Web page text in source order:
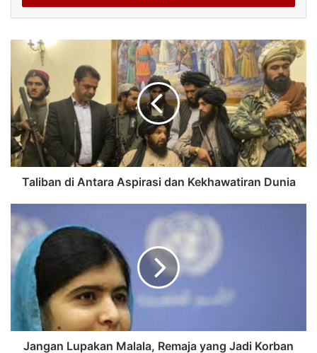
Taliban di Antara Aspirasi dan Kekhawatiran Dunia
Jangan Lupakan Malala, Remaja yang Jadi Korban